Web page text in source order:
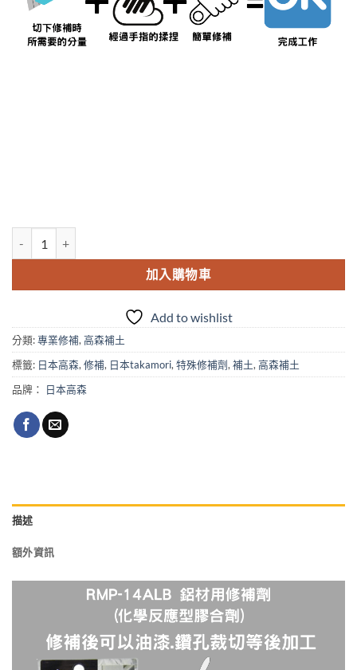
加入購物車
Add to wishlist
分類:專業修補, 高森補土
標籤: 日本高森, 修補, 日本takamori, 特殊修補劑, 補土, 高森補土
品牌：
日本高森
描述
額外資訊